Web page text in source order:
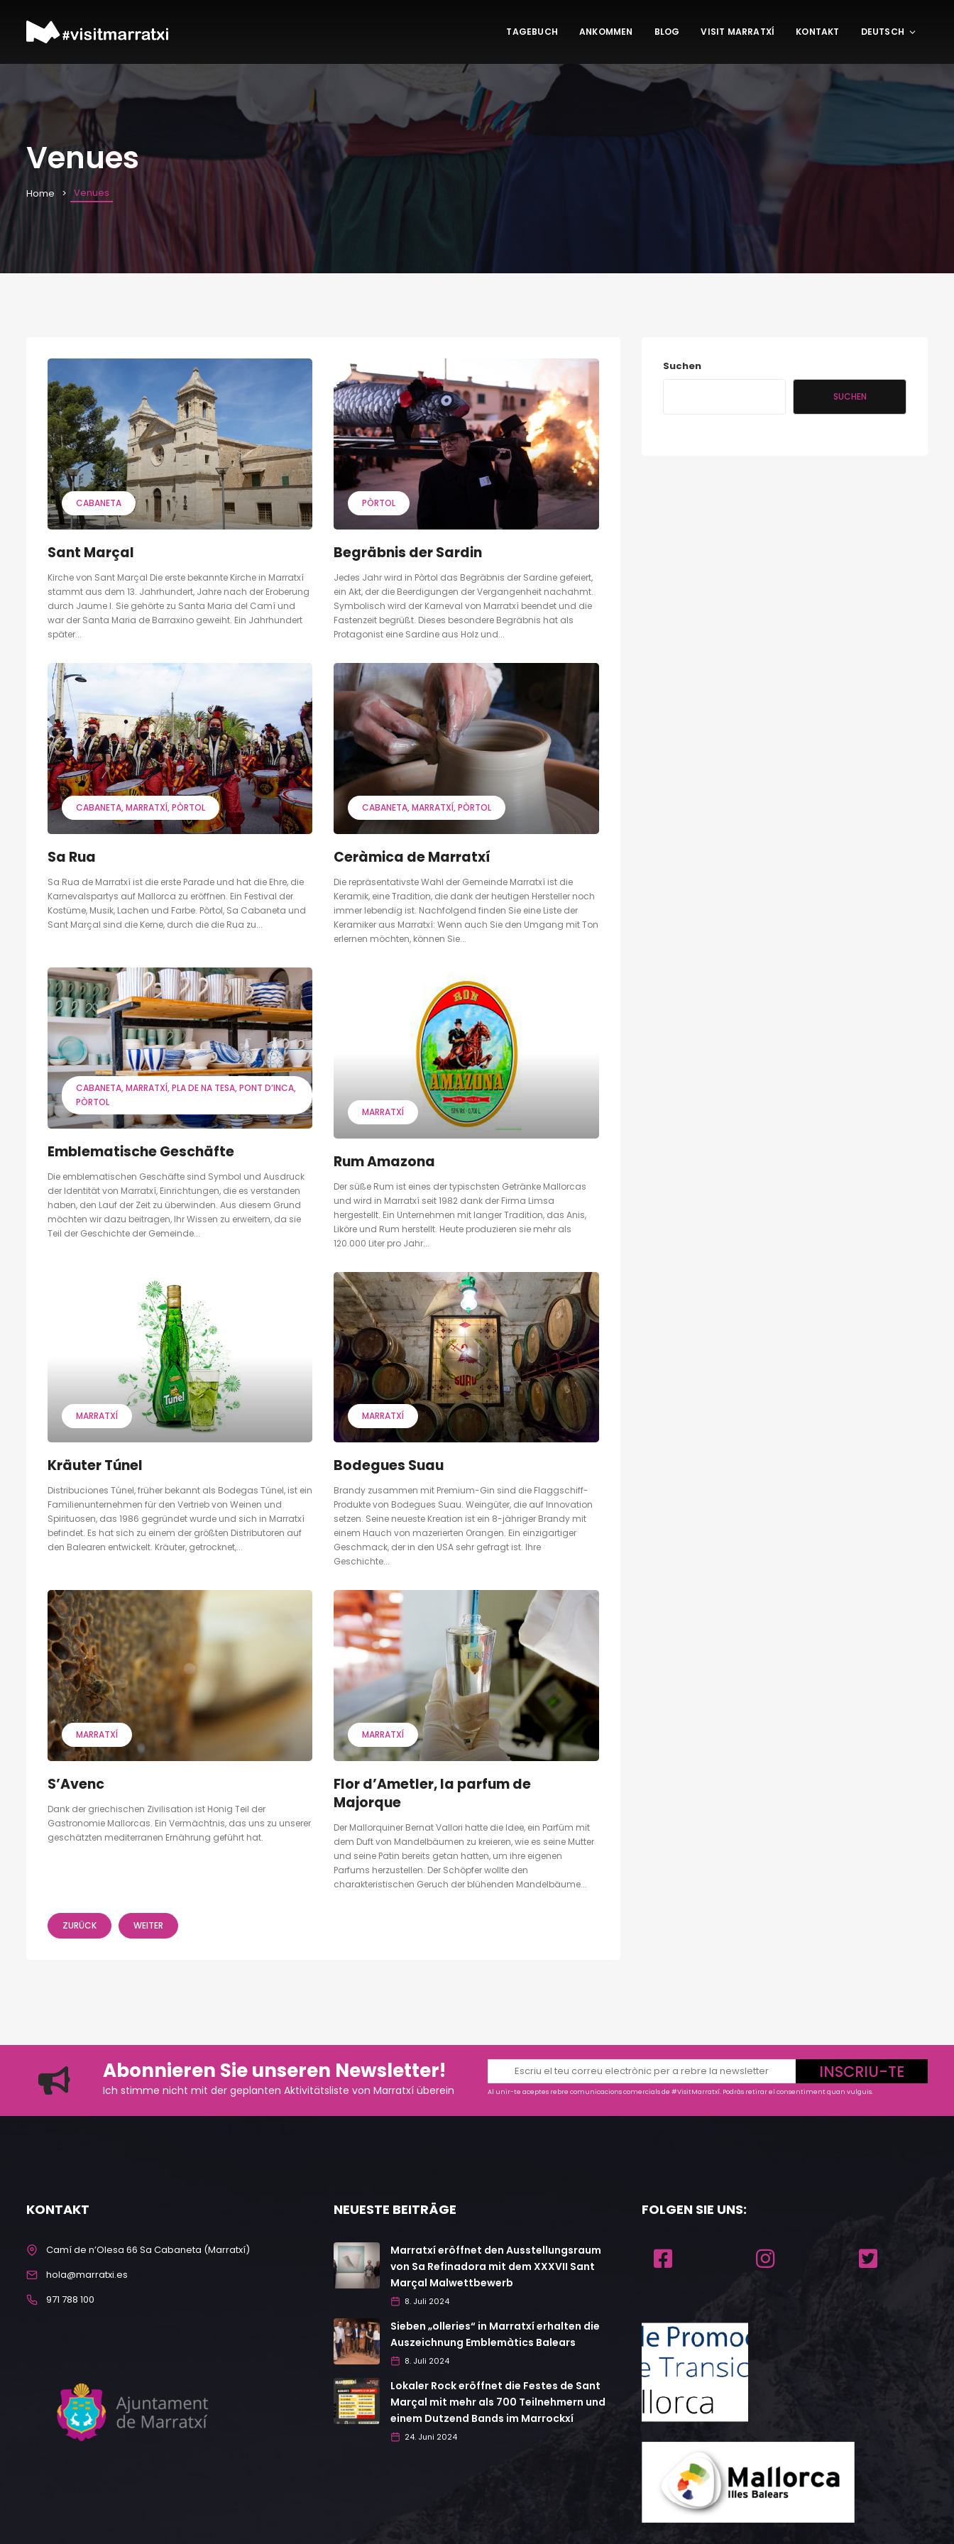
TAGEBUCH ANKOMMEN BLOG VISIT MARRATXÍ KONTAKT DEUTSCH
Venues
Home Venues
CABANETA
Sant Marçal
Kirche von Sant Marçal Die erste bekannte Kirche in Marratxí
stammt aus dem 13. Jahrhundert, Jahre nach der Eroberung
durch Jaume I. Sie gehörte zu Santa Maria del Camí und
war der Santa Maria de Barraxino geweiht. Ein Jahrhundert
später...
PÒRTOL
Begräbnis der Sardin
Jedes Jahr wird in Pòrtol das Begräbnis der Sardine gefeiert,
ein Akt, der die Beerdigungen der Vergangenheit nachahmt.
Symbolisch wird der Karneval von Marratxí beendet und die
Fastenzeit begrüßt. Dieses besondere Begräbnis hat als
Protagonist eine Sardine aus Holz und...
CABANETA MARRATXÍ PÒRTOL
Sa Rua
Sa Rua de Marratxí ist die erste Parade und hat die Ehre, die
Karnevalspartys auf Mallorca zu eröffnen. Ein Festival der
Kostüme, Musik, Lachen und Farbe. Pòrtol, Sa Cabaneta und
Sant Marçal sind die Kerne, durch die die Rua zu...
CABANETA MARRATXÍ PÒRTOL
Ceràmica de Marratxí
Die repräsentativste Wahl der Gemeinde Marratxí ist die
Keramik, eine Tradition, die dank der heutigen Hersteller noch
immer lebendig ist. Nachfolgend finden Sie eine Liste der
Keramiker aus Marratxí: Wenn auch Sie den Umgang mit Ton
erlernen möchten, können Sie...
CABANETA MARRATXÍ PLA DE NA TESA PONT D’INCA
PÒRTOL
Emblematische Geschäfte
Die emblematischen Geschäfte sind Symbol und Ausdruck
der Identität von Marratxí, Einrichtungen, die es verstanden
haben, den Lauf der Zeit zu überwinden. Aus diesem Grund
möchten wir dazu beitragen, Ihr Wissen zu erweitern, da sie
Teil der Geschichte der Gemeinde...
MARRATXÍ
Rum Amazona
Der süße Rum ist eines der typischsten Getränke Mallorcas
und wird in Marratxí seit 1982 dank der Firma Limsa
hergestellt. Ein Unternehmen mit langer Tradition, das Anis,
Liköre und Rum herstellt. Heute produzieren sie mehr als
120.000 Liter pro Jahr...
MARRATXÍ
Kräuter Túnel
Distribuciones Túnel, früher bekannt als Bodegas Túnel, ist ein
Familienunternehmen für den Vertrieb von Weinen und
Spirituosen, das 1986 gegründet wurde und sich in Marratxí
befindet. Es hat sich zu einem der größten Distributoren auf
den Balearen entwickelt. Kräuter, getrocknet,...
MARRATXÍ
Bodegues Suau
Brandy zusammen mit Premium-Gin sind die Flaggschiff-
Produkte von Bodegues Suau. Weingüter, die auf Innovation
setzen. Seine neueste Kreation ist ein 8-jähriger Brandy mit
einem Hauch von mazerierten Orangen. Ein einzigartiger
Geschmack, der in den USA sehr gefragt ist. Ihre
Geschichte...
MARRATXÍ
S’Avenc
Dank der griechischen Zivilisation ist Honig Teil der
Gastronomie Mallorcas. Ein Vermächtnis, das uns zu unserer
geschätzten mediterranen Ernährung geführt hat.
MARRATXÍ
Flor d’Ametler, la parfum de
Majorque
Der Mallorquiner Bernat Vallori hatte die Idee, ein Parfüm mit
dem Duft von Mandelbäumen zu kreieren, wie es seine Mutter
und seine Patin bereits getan hatten, um ihre eigenen
Parfums herzustellen. Der Schöpfer wollte den
charakteristischen Geruch der blühenden Mandelbäume...
ZURÜCK WEITER
Suchen
SUCHEN
Abonnieren Sie unseren Newsletter!
Ich stimme nicht mit der geplanten Aktivitätsliste von Marratxí überein
INSCRIU-TE
Al unir-te aceptes rebre comunicacions comercials de #VisitMarratxí. Podràs retirar el consentiment quan vulguis.
KONTAKT
Camí de n’Olesa 66 Sa Cabaneta (Marratxí)
hola@marratxi.es
971 788 100
NEUESTE BEITRÄGE
Marratxí eröffnet den Ausstellungsraum
von Sa Refinadora mit dem XXXVII Sant
Marçal Malwettbewerb
8. Juli 2024
Sieben „olleries“ in Marratxí erhalten die
Auszeichnung Emblemàtics Balears
8. Juli 2024
Lokaler Rock eröffnet die Festes de Sant
Marçal mit mehr als 700 Teilnehmern und
einem Dutzend Bands im Marrockxí
24. Juni 2024
FOLGEN SIE UNS: